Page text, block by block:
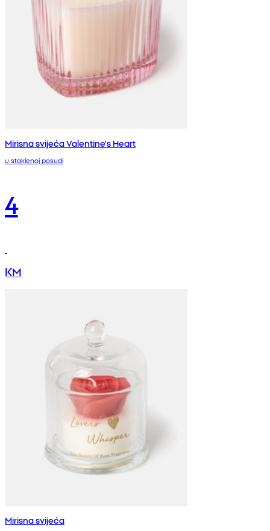
Mirisna svijeća Valentine's Heart
u staklenoj posudi
4
KM
Mirisna svijeća